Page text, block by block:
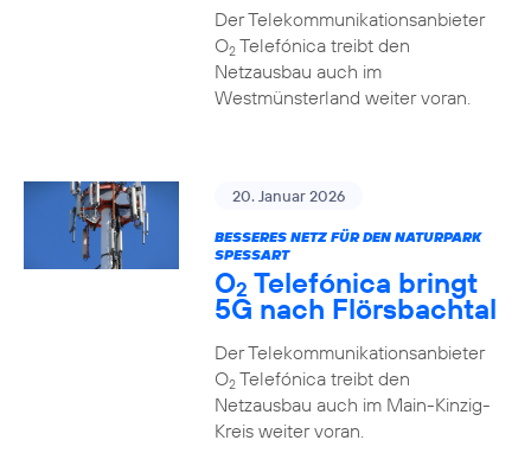
Der Telekommunikationsanbieter
O2Telefónica treibt den
Netzausbau auch im
Westmünsterland weiter voran.
20. Januar 2026
BESSERES NETZ FÜR DEN NATURPARK
SPESSART
O2 Telefónica bringt
5G nach Flörsbachtal
Der Telekommunikationsanbieter
O2Telefónica treibt den
Netzausbau auch im Main-Kinzig-
Kreis weiter voran.